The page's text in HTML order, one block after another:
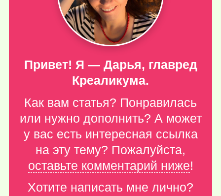
Привет! Я — Дарья, главред
Креаликума.
Как вам статья? Понравилась
или нужно дополнить? А может
у вас есть интересная ссылка
на эту тему? Пожалуйста,
оставьте комментарий ниже!
Хотите написать мне лично?